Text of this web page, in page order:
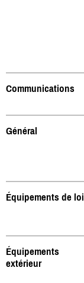
Communications
Général
Équipements de
Équipements
extérieur